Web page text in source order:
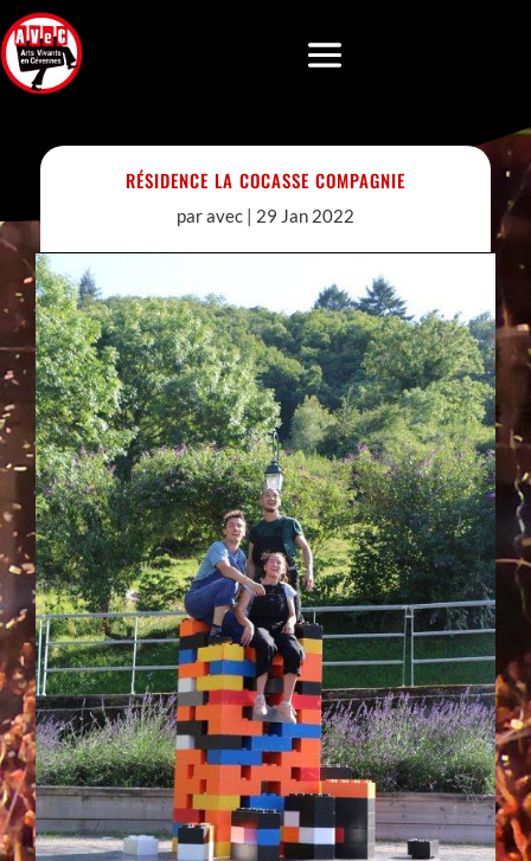
RÉSIDENCE LA COCASSE COMPAGNIE
paravec| 29 Jan 2022